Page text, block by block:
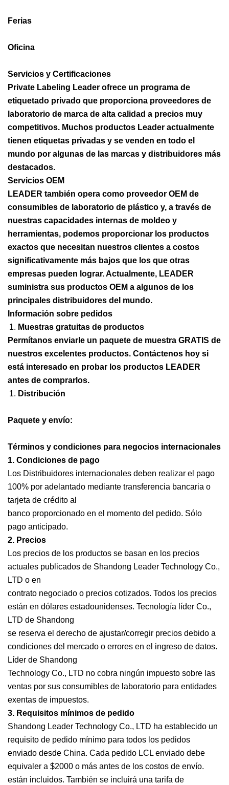
Ferias
Oficina
Servicios y Certificaciones
Private Labeling Leader ofrece un programa de
etiquetado privado que proporciona proveedores de
laboratorio de marca de alta calidad a precios muy
competitivos. Muchos productos Leader actualmente
tienen etiquetas privadas y se venden en todo el
mundo por algunas de las marcas y distribuidores más
destacados.
Servicios OEM
LEADER también opera como proveedor OEM de
consumibles de laboratorio de plástico y, a través de
nuestras capacidades internas de moldeo y
herramientas, podemos proporcionar los productos
exactos que necesitan nuestros clientes a costos
significativamente más bajos que los que otras
empresas pueden lograr. Actualmente, LEADER
suministra sus productos OEM a algunos de los
principales distribuidores del mundo.
Información sobre pedidos
Muestras gratuitas de productos
Permítanos enviarle un paquete de muestra GRATIS de
nuestros excelentes productos. Contáctenos hoy si
está interesado en probar los productos LEADER
antes de comprarlos.
Distribución
Paquete y envío:
Términos y condiciones para negocios internacionales
1. Condiciones de pago
Los Distribuidores internacionales deben realizar el pago
100% por adelantado mediante transferencia bancaria o
tarjeta de crédito al
banco proporcionado en el momento del pedido. Sólo
pago anticipado.
2. Precios
Los precios de los productos se basan en los precios
actuales publicados de Shandong Leader Technology Co.,
LTD o en
contrato negociado o precios cotizados. Todos los precios
están en dólares estadounidenses. Tecnología líder Co.,
LTD de Shandong
se reserva el derecho de ajustar/corregir precios debido a
condiciones del mercado o errores en el ingreso de datos.
Líder de Shandong
Technology Co., LTD no cobra ningún impuesto sobre las
ventas por sus consumibles de laboratorio para entidades
exentas de impuestos.
3. Requisitos mínimos de pedido
Shandong Leader Technology Co., LTD ha establecido un
requisito de pedido mínimo para todos los pedidos
enviado desde China. Cada pedido LCL enviado debe
equivaler a $2000 o más antes de los costos de envío.
están incluidos. También se incluirá una tarifa de